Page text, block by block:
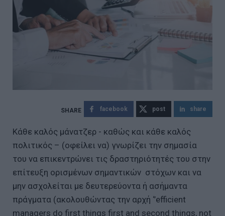
facebook post share
Κάθε καλός μάνατζερ - καθώς και κάθε καλός
πολιτικός – (οφείλει να) γνωρίζει την σημασία
του να επικεντρώνει τις δραστηριότητές του στην
επίτευξη ορισμένων σημαντικών στόχων και να
μην ασχολείται με δευτερεύοντα ή ασήμαντα
πράγματα (ακολουθώντας την αρχή ‘’efficient
managers do first things first and second things, not